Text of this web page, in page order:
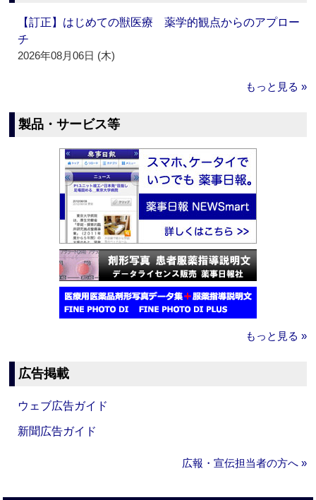
【訂正】はじめての獣医療 薬学的観点からのアプロー
チ
2026年08月06日 (木)
もっと見る »
製品・サービス等
もっと見る »
広告掲載
ウェブ広告ガイド
新聞広告ガイド
広報・宣伝担当者の方へ »